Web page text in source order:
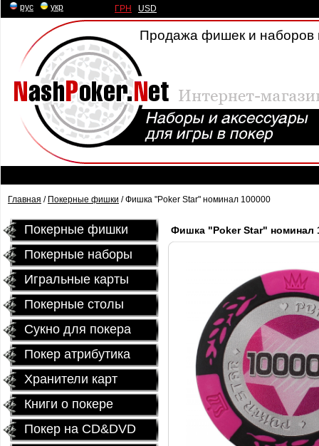
рус укр ГРН USD
Продажа фишек и наборов
Главная / Покерные фишки / Фишка "Poker Star" номинал 100000
Покерные фишки
Покерные наборы
Игральные карты
Покерные столы
Сукно для покера
Покер атрибутика
Хранители карт
Книги о покере
Покер на CD&DVD
Фишка "Poker Star" номинал